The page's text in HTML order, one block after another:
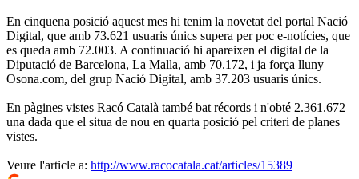
En cinquena posició aquest mes hi tenim la novetat del portal Nació
Digital, que amb 73.621 usuaris únics supera per poc e-notícies, que
es queda amb 72.003. A continuació hi apareixen el digital de la
Diputació de Barcelona, La Malla, amb 70.172, i ja força lluny
Osona.com, del grup Nació Digital, amb 37.203 usuaris únics.
En pàgines vistes Racó Català també bat récords i n'obté 2.361.672
una dada que el situa de nou en quarta posició pel criteri de planes
vistes.
Veure l'article a: http://www.racocatala.cat/articles/15389